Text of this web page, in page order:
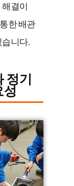
해결이
한 배관
습니다.
정기
성